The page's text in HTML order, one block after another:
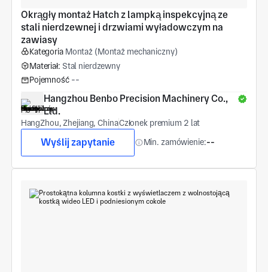
Okrągły montaż Hatch z lampką inspekcyjną ze
stali nierdzewnej i drzwiami wyładowczym na
zawiasy
Kategoria Montaż (Montaż mechaniczny)
Materiał: Stal nierdzewny
Pojemność --
Hangzhou Benbo Precision Machinery Co.,
Ltd.
HangZhou, Zhejiang, ChinaCzłonek premium 2 lat
Wyślij zapytanie Min. zamówienie:--